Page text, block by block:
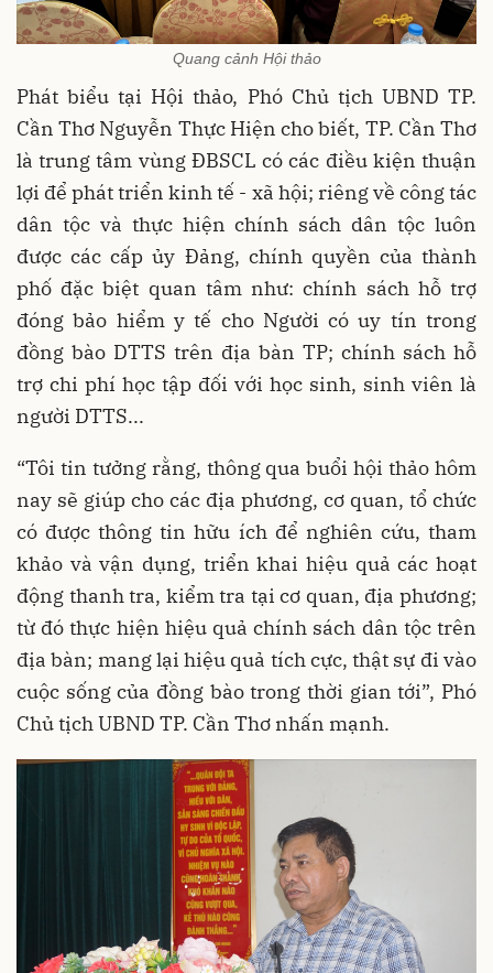
Quang cảnh Hội thảo
Phát biểu tại Hội thảo, Phó Chủ tịch UBND TP.
Cần Thơ Nguyễn Thực Hiện cho biết, TP. Cần Thơ
là trung tâm vùng ĐBSCL có các điều kiện thuận
lợi để phát triển kinh tế - xã hội; riêng về công tác
dân tộc và thực hiện chính sách dân tộc luôn
được các cấp ủy Đảng, chính quyền của thành
phố đặc biệt quan tâm như: chính sách hỗ trợ
đóng bảo hiểm y tế cho Người có uy tín trong
đồng bào DTTS trên địa bàn TP; chính sách hỗ
trợ chi phí học tập đối với học sinh, sinh viên là
người DTTS...
“Tôi tin tưởng rằng, thông qua buổi hội thảo hôm
nay sẽ giúp cho các địa phương, cơ quan, tổ chức
có được thông tin hữu ích để nghiên cứu, tham
khảo và vận dụng, triển khai hiệu quả các hoạt
động thanh tra, kiểm tra tại cơ quan, địa phương;
từ đó thực hiện hiệu quả chính sách dân tộc trên
địa bàn; mang lại hiệu quả tích cực, thật sự đi vào
cuộc sống của đồng bào trong thời gian tới”, Phó
Chủ tịch UBND TP. Cần Thơ nhấn mạnh.